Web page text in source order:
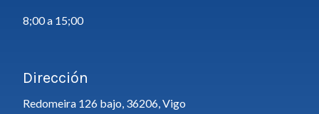
8;00 a 15;00
Dirección
Redomeira 126 bajo, 36206, Vigo